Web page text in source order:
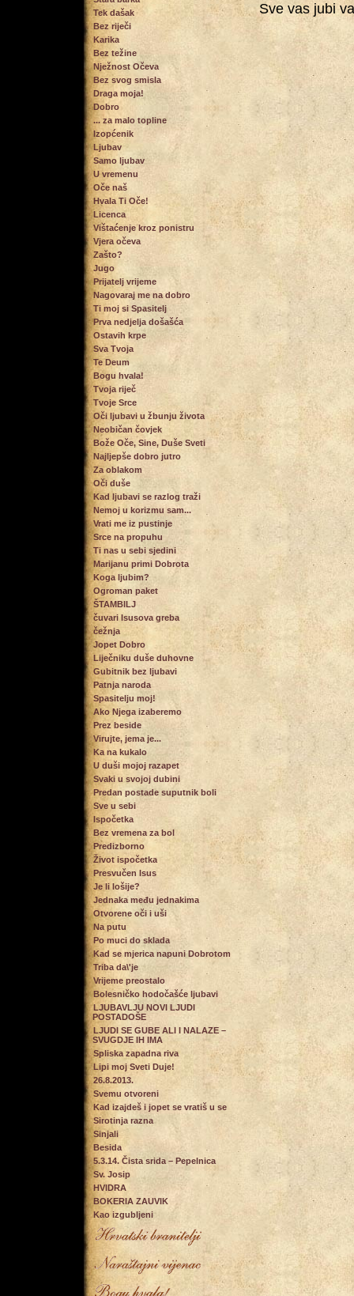
Tek dašak
Bez riječi
Karika
Bez težine
Nježnost Očeva
Bez svog smisla
Draga moja!
Dobro
... za malo topline
Izopćenik
Ljubav
Samo ljubav
U vremenu
Oče naš
Hvala Ti Oče!
Licenca
Vištaćenje kroz ponistru
Vjera očeva
Zašto?
Jugo
Prijatelj vrijeme
Nagovaraj me na dobro
Ti moj si Spasitelj
Prva nedjelja došašća
Ostavih krpe
Sva Tvoja
Te Deum
Bogu hvala!
Tvoja riječ
Tvoje Srce
Oči ljubavi u žbunju života
Neobičan čovjek
Bože Oče, Sine, Duše Sveti
Najljepše dobro jutro
Za oblakom
Oči duše
Kad ljubavi se razlog traži
Nemoj u korizmu sam...
Vrati me iz pustinje
Srce na propuhu
Ti nas u sebi sjedini
Marijanu primi Dobrota
Koga ljubim?
Ogroman paket
ŠTAMBILJ
čuvari Isusova greba
čežnja
Jopet Dobro
Liječniku duše duhovne
Gubitnik bez ljubavi
Patnja naroda
Spasitelju moj!
Ako Njega izaberemo
Prez beside
Virujte, jema je...
Ka na kukalo
U duši mojoj razapet
Svaki u svojoj dubini
Predan postade suputnik boli
Sve u sebi
Ispočetka
Bez vremena za bol
Predizborno
Život ispočetka
Presvučen Isus
Je li lošije?
Jednaka među jednakima
Otvorene oči i uši
Na putu
Po muci do sklada
Kad se mjerica napuni Dobrotom
Triba da\'je
Vrijeme preostalo
Bolesničko hodočašće ljubavi
LJUBAVLJU NOVI LJUDI
POSTADOŠE
LJUDI SE GUBE ALI I NALAZE –
SVUGDJE IH IMA
Spliska zapadna riva
Lipi moj Sveti Duje!
26.8.2013.
Svemu otvoreni
Kad izajdeš i jopet se vratiš u se
Sirotinja razna
Sinjali
Besida
5.3.14. Čista srida – Pepelnica
Sv. Josip
HVIDRA
BOKERIA ZAUVIK
Kao izgubljeni
Sve vas jubi